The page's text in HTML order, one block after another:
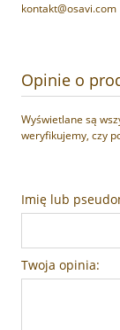
kontakt@osavi.com
Opinie o
Wyświetlane są
weryfikujemy, czy
Imię lub
Twoja opinia: